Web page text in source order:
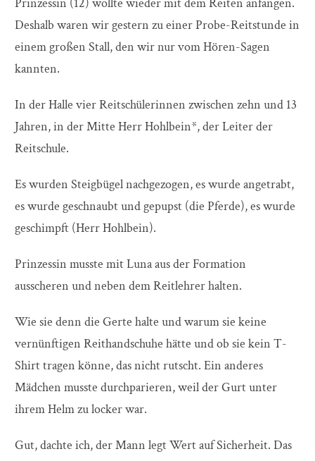
Deshalb waren wir gestern zu einer Probe-Reitstunde in
einem großen Stall, den wir nur vom Hören-Sagen
kannten.
In der Halle vier Reitschülerinnen zwischen zehn und 13
Jahren, in der Mitte Herr Hohlbein*, der Leiter der
Reitschule.
Es wurden Steigbügel nachgezogen, es wurde angetrabt,
es wurde geschnaubt und gepupst (die Pferde), es wurde
geschimpft (Herr Hohlbein).
Prinzessin musste mit Luna aus der Formation
ausscheren und neben dem Reitlehrer halten.
Wie sie denn die Gerte halte und warum sie keine
vernünftigen Reithandschuhe hätte und ob sie kein T-
Shirt tragen könne, das nicht rutscht. Ein anderes
Mädchen musste durchparieren, weil der Gurt unter
ihrem Helm zu locker war.
Gut, dachte ich, der Mann legt Wert auf Sicherheit. Das